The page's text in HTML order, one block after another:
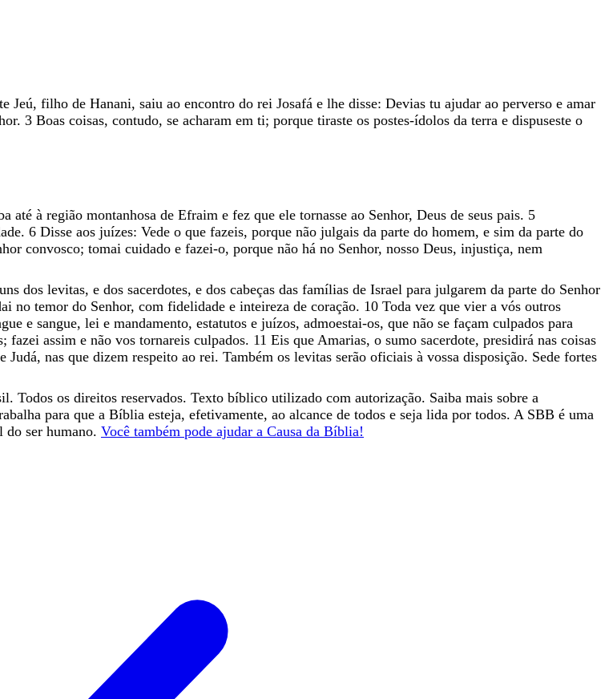
Jeú, filho de Hanani, saiu ao encontro do rei Josafá e lhe disse: Devias tu ajudar ao perverso e amar
. 3 Boas coisas, contudo, se acharam em ti; porque tiraste os postes-ídolos da terra e dispuseste o
até à região montanhosa de Efraim e fez que ele tornasse ao Senhor, Deus de seus pais. 5
. 6 Disse aos juízes: Vede o que fazeis, porque não julgais da parte do homem, e sim da parte do
convosco; tomai cuidado e fazei-o, porque não há no Senhor, nosso Deus, injustiça, nem
dos levitas, e dos sacerdotes, e dos cabeças das famílias de Israel para julgarem da parte do Senhor
no temor do Senhor, com fidelidade e inteireza de coração. 10 Toda vez que vier a vós outros
e sangue, lei e mandamento, estatutos e juízos, admoestai-os, que não se façam culpados para
; fazei assim e não vos tornareis culpados. 11 Eis que Amarias, o sumo sacerdote, presidirá nas coisas
Judá, nas que dizem respeito ao rei. Também os levitas serão oficiais à vossa disposição. Sede fortes
Todos os direitos reservados. Texto bíblico utilizado com autorização. Saiba mais sobre a
para que a Bíblia esteja, efetivamente, ao alcance de todos e seja lida por todos. A SBB é uma
do ser humano. Você também pode ajudar a Causa da Bíblia!